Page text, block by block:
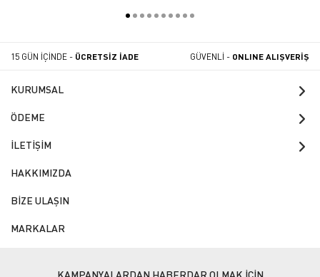
15 GÜN İÇİNDE - ÜCRETSİZ İADE GÜVENLİ - ONLINE ALIŞVERİŞ
KURUMSAL
ÖDEME
İLETİŞİM
HAKKIMIZDA
BİZE ULAŞIN
MARKALAR
KAMPANYALARDAN HABERDAR OLMAK İÇİN